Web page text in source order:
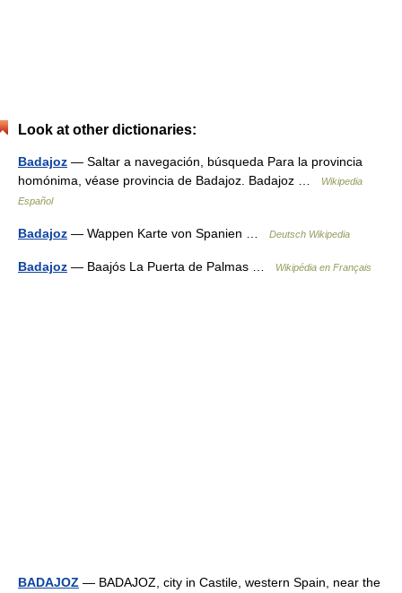
Look at other dictionaries:
Badajoz — Saltar a navegación, búsqueda Para la provincia
homónima, véase provincia de Badajoz. Badajoz …
Wikipedia
Español
Badajoz — Wappen Karte von Spanien … Deutsch Wikipedia
Badajoz — Baajós La Puerta de Palmas … Wikipédia en Français
BADAJOZ — BADAJOZ, city in Castile, western Spain, near the